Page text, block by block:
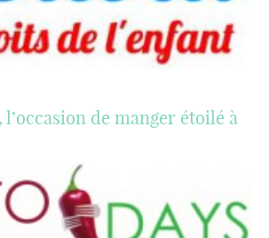
l’occasion de manger étoilé à